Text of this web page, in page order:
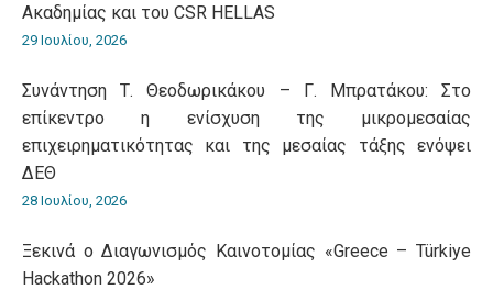
Ακαδημίας και του CSR HELLAS
29 Ιουλίου, 2026
Συνάντηση Τ. Θεοδωρικάκου – Γ. Μπρατάκου: Στο
επίκεντρο η ενίσχυση της μικρομεσαίας
επιχειρηματικότητας και της μεσαίας τάξης ενόψει
ΔΕΘ
28 Ιουλίου, 2026
Ξεκινά ο Διαγωνισμός Καινοτομίας «Greece – Türkiye
Hackathon 2026»